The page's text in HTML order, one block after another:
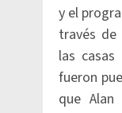
y el
través de
las
fueron
que